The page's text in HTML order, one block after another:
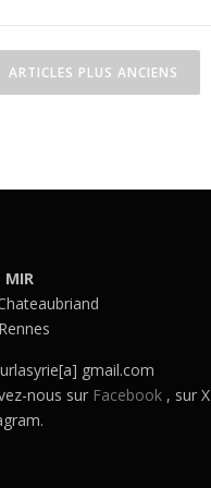
ARTICLES PLUS ANCIENS
MIR
gmail.com
nous sur Facebook , sur X